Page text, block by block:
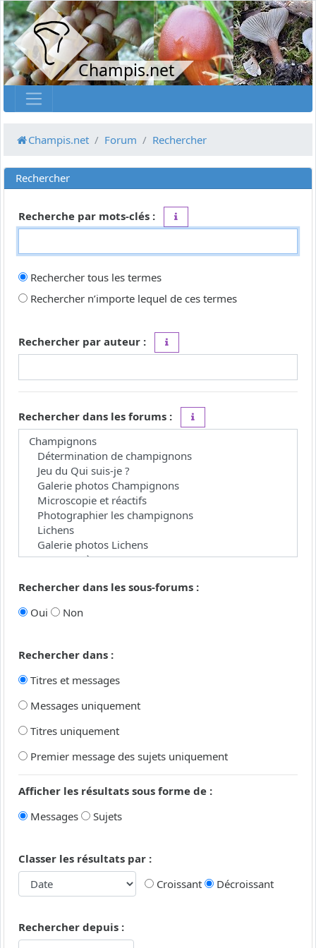
Champis.net
Champis.net Forum Rechercher
Rechercher
Recherche par mots-clés :
Rechercher tous les termes
Rechercher n’importe lequel de ces termes
Rechercher par auteur :
Rechercher dans les forums :
Rechercher dans les sous-forums :
Oui
Non
Rechercher dans :
Titres et messages
Messages uniquement
Titres uniquement
Premier message des sujets uniquement
Afficher les résultats sous forme de :
Messages
Sujets
Classer les résultats par :
Croissant
Décroissant
Rechercher depuis :